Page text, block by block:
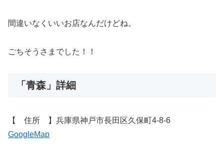
間違いなくいいお店なんだけどね。
ごちそうさまでした！！
「青森」詳細
【 住所 】兵庫県神戸市長田区久保町4-8-6
GoogleMap